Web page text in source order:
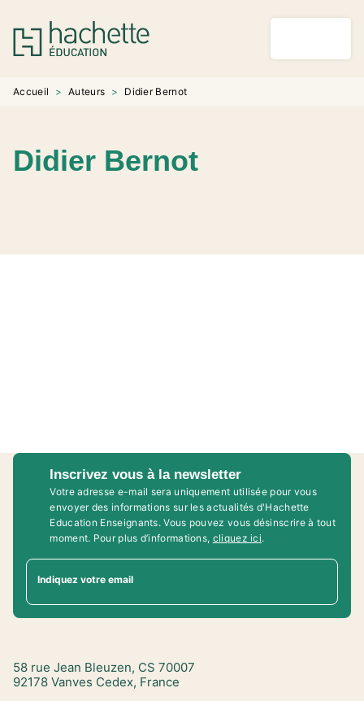
MENU RECHERCHE
PIED DE PAGE
Accueil > Auteurs > Didier Bernot
Didier Bernot
Inscrivez vous à la newsletter
Votre adresse e-mail sera uniquement utilisée pour vous
envoyer des informations sur les actualités d'Hachette
Education Enseignants. Vous pouvez vous désinscrire à tout
moment. Pour plus d’informations, cliquez ici.
Indiquez votre email
58 rue Jean Bleuzen, CS 70007
92178 Vanves Cedex, France